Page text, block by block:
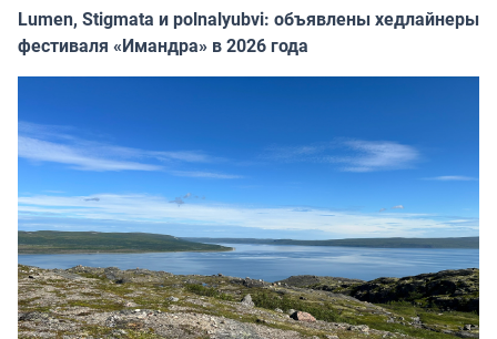
Lumen, Stigmata и polnalyubvi: объявлены хедлайнеры
фестиваля «Имандра» в 2026 года